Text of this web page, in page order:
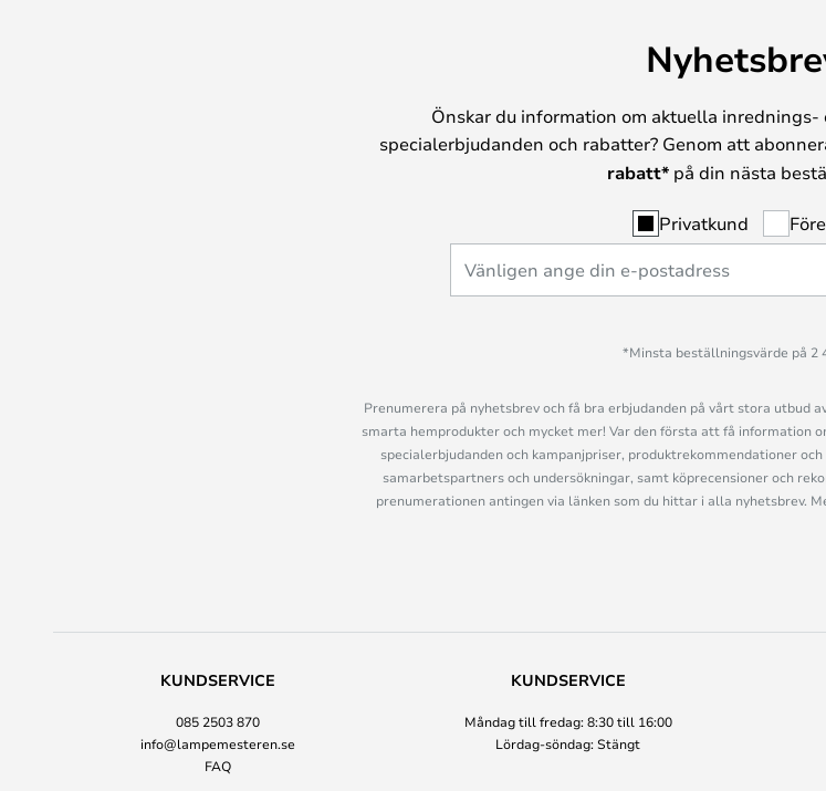
Önskar du information om aktuella
specialerbjudanden och rabatter? Genom att
rabatt*på din nästa
Privatkund
*Minsta beställningsvärde på 2
Prenumerera på nyhetsbrev och få bra erbjudanden på vårt stora utbud
smarta hemprodukter och mycket mer! Var den första att få information
specialerbjudanden och kampanjpriser, produktrekommendationer
samarbetspartners och undersökningar, samt köprecensioner och
prenumerationen antingen via länken som du hittar i alla nyhetsbrev.
KUNDSERVICE
085 2503 870
info@lampemesteren.se
FAQ
KUNDSERVICE
Måndag till fredag: 8:30 till 16:00
Lördag-söndag: Stängt